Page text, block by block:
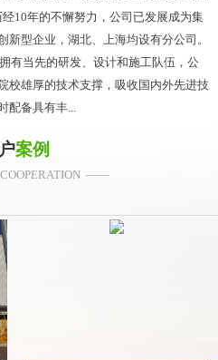
10年的不懈努力，公司已发展成为集
型企业，湖北、上海均设有分公司。
当先的研发、设计和施工队伍，公
校雄厚的技术支撑，吸收国内外先进技
备具有丰...
案例
——